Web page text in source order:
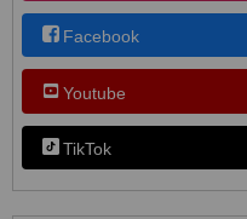
Facebook
Youtube
TikTok